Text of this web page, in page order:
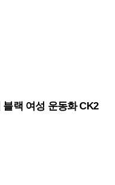
랙 여성 운동화 CK2